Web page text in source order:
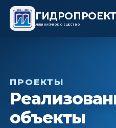
ГИДРОПРОЕКТ
АКЦИОНЕРНОЕ ОБЩЕСТВО
ПРОЕКТЫ
объекты